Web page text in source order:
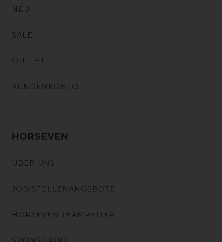
NEU
SALE
OUTLET
KUNDENKONTO
HORSEVEN
ÜBER UNS
JOB/STELLENANGEBOTE
HORSEVEN TEAMREITER